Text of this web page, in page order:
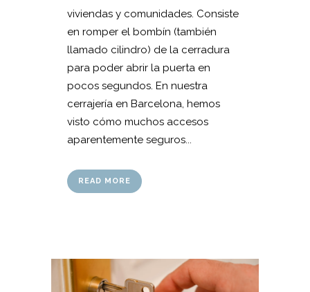
viviendas y comunidades. Consiste
en romper el bombín (también
llamado cilindro) de la cerradura
para poder abrir la puerta en
pocos segundos. En nuestra
cerrajería en Barcelona, hemos
visto cómo muchos accesos
aparentemente seguros...
READ MORE